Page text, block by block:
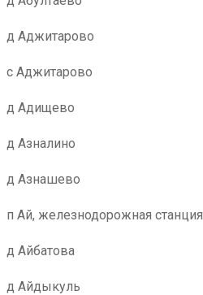
д Аджитарово
с Аджитарово
д Адищево
д Азналино
д Азнашево
п Ай, железнодорожная станция
д Айбатова
д Айдыкуль